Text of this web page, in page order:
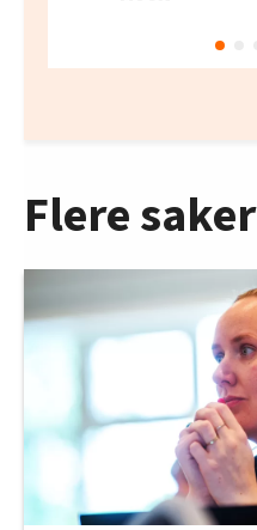
Flere saker